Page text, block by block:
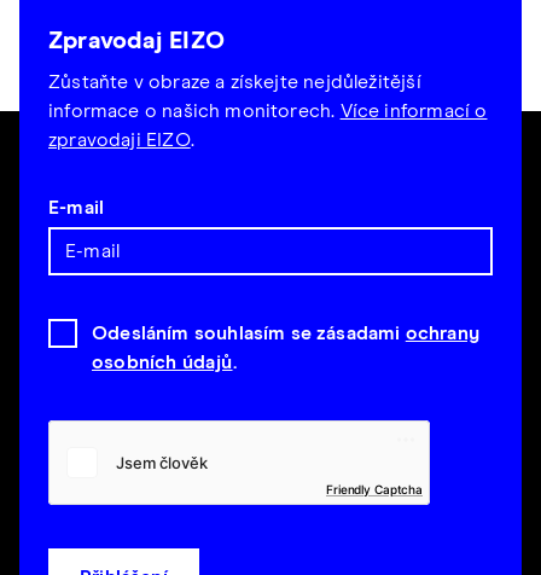
Zpravodaj EIZO
Zůstaňte v obraze a získejte nejdůležitější
informace o našich monitorech. Více informací o
zpravodaji EIZO.
E-mail
Odesláním souhlasím se zásadami ochrany
osobních údajů.
Friendly Captcha